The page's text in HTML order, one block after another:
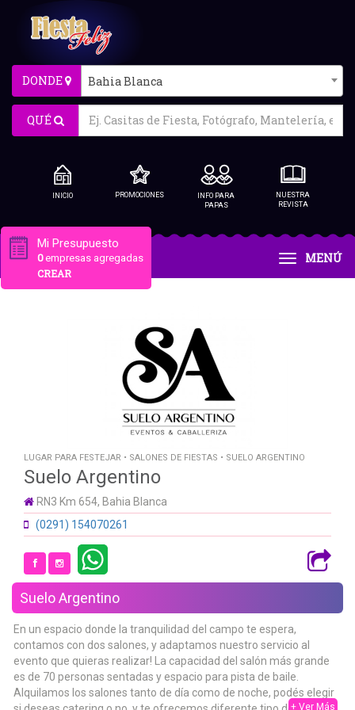
DONDE Bahia Blanca
QUÉ
INICIO PROMOCIONES
INFO PARA
PAPAS
NUESTRA
REVISTA
MENÚ
Mi Presupuesto
0empresas agregadas
CREAR
LUGAR PARA FESTEJAR • SALONES DE FIESTAS • SUELO ARGENTINO
Suelo Argentino
RN3 Km 654, Bahia Blanca
(0291) 154070261
Suelo Argentino
En un espacio donde la tranquilidad del campo te espera,
contamos con dos salones, y adaptamos nuestro servicio al
evento que quieras realizar! La capacidad del salón más grande
es de 70 personas sentadas y espacio para pista de baile.
Alquilamos los salones tanto de día como de noche, podés elegir
+ Ver Más